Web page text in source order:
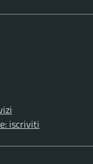
iscriviti